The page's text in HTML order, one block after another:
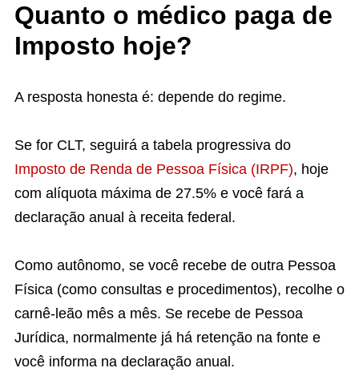
Quanto o médico paga de
Imposto hoje?
A resposta honesta é: depende do regime.
Se for CLT, seguirá a tabela progressiva do
Imposto de Renda de Pessoa Física (IRPF), hoje
com alíquota máxima de 27.5% e você fará a
declaração anual à receita federal.
Como autônomo, se você recebe de outra Pessoa
Física (como consultas e procedimentos), recolhe o
carnê-leão mês a mês. Se recebe de Pessoa
Jurídica, normalmente já há retenção na fonte e
você informa na declaração anual.